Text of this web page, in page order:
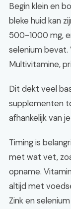
Begin klein en
bleke huid kan
500-1000 mg,
selenium
Multivitamine,
Dit dekt veel
supplementen
afhankelijk van
Timing is
met wat vet,
opname.
altijd met
Zink en